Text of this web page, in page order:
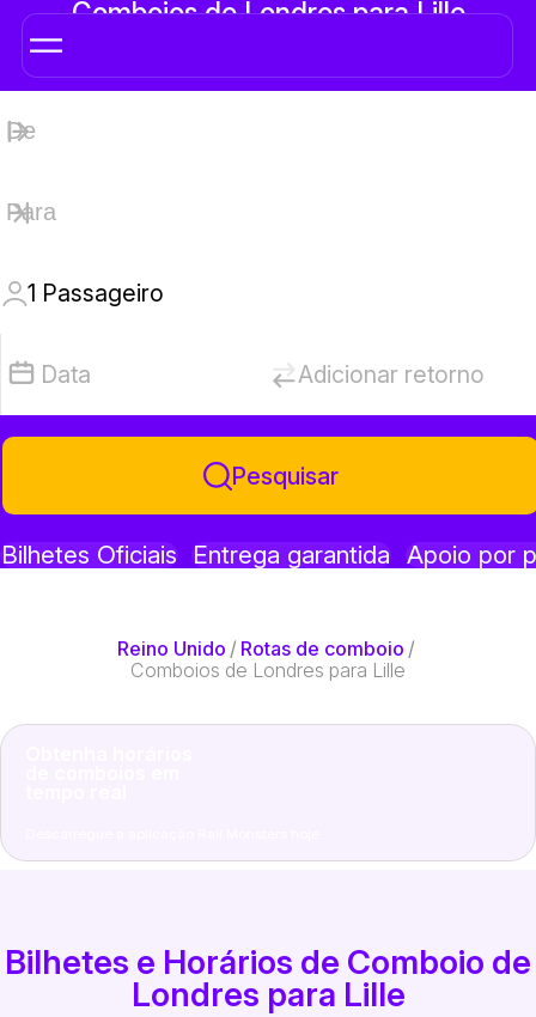
Comboios de Londres para Lille
1 Passageiro
Data Adicionar retorno
Pesquisar
Bilhetes Oficiais Entrega garantida Apoio por
Reino Unido / Rotas de comboio /
Comboios de Londres para Lille
Bilhetes e Horários de Comboio de
Londres para Lille